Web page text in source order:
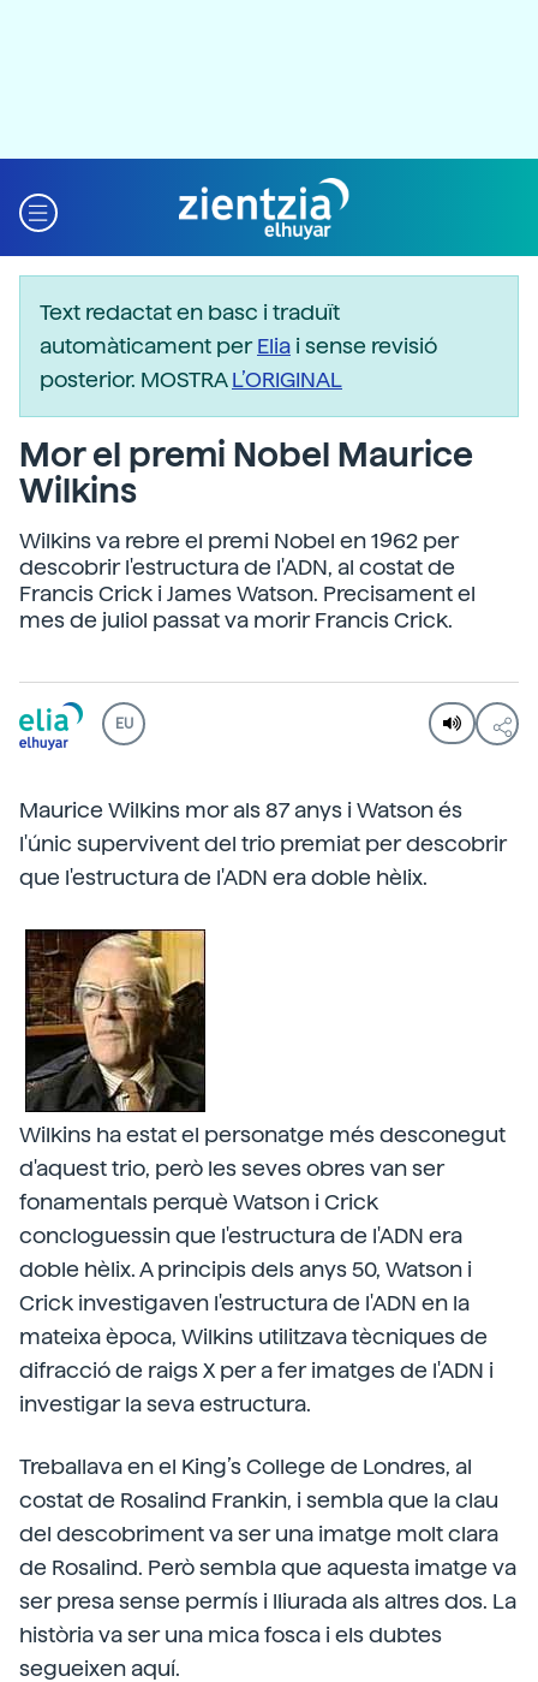
Text redactat en basc i traduït
automàticament perElia i sense revisió
posterior. MOSTRAL’ORIGINAL
Mor el premi Nobel Maurice
Wilkins
Wilkins va rebre el premi Nobel en 1962 per
descobrir l'estructura de l'ADN, al costat de
Francis Crick i James Watson. Precisament el
mes de juliol passat va morir Francis Crick.
EU
Maurice Wilkins mor als 87 anys i Watson és
l'únic supervivent del trio premiat per descobrir
que l'estructura de l'ADN era doble hèlix.
Wilkins ha estat el personatge més desconegut
d'aquest trio, però les seves obres van ser
fonamentals perquè Watson i Crick
concloguessin que l'estructurade l'ADN era
doble hèlix. A principis dels anys 50, Watson i
Crick investigaven l'estructura de l'ADN en la
mateixa època, Wilkins utilitzava tècniques de
difracció de raigs X per a fer imatges de l'ADN i
investigar la seva estructura.
Treballava en el King’s College de Londres, al
costat de Rosalind Frankin, i sembla que la clau
del descobriment va ser una imatge molt clara
de Rosalind. Però sembla que aquesta imatge va
ser presa sense permís i lliurada als altres dos. La
història va ser una mica fosca i els dubtes
segueixen aquí.